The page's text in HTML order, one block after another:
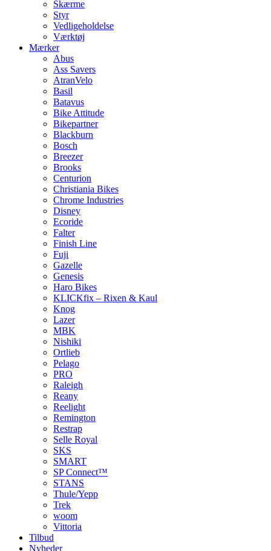
Skærme
Styr
Vedligeholdelse
Værktøj
Mærker
Abus
Ass Savers
AtranVelo
Basil
Batavus
Bike Attitude
Bikepartner
Blackburn
Bosch
Breezer
Brooks
Centurion
Christiania Bikes
Chrome Industries
Disney
Ecoride
Falter
Finish Line
Fuji
Gazelle
Genesis
Haro Bikes
KLICKfix – Rixen & Kaul
Knog
Lazer
MBK
Nishiki
Ortlieb
Pelago
PRO
Raleigh
Reany
Reelight
Remington
Restrap
Selle Royal
SKS
SMART
SP Connect™
STANS
Thule/Yepp
Trek
woom
Vittoria
Tilbud
Nyheder